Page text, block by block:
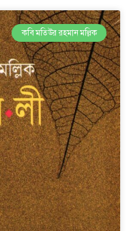
কবি মতিউর রহমান মল্লিক